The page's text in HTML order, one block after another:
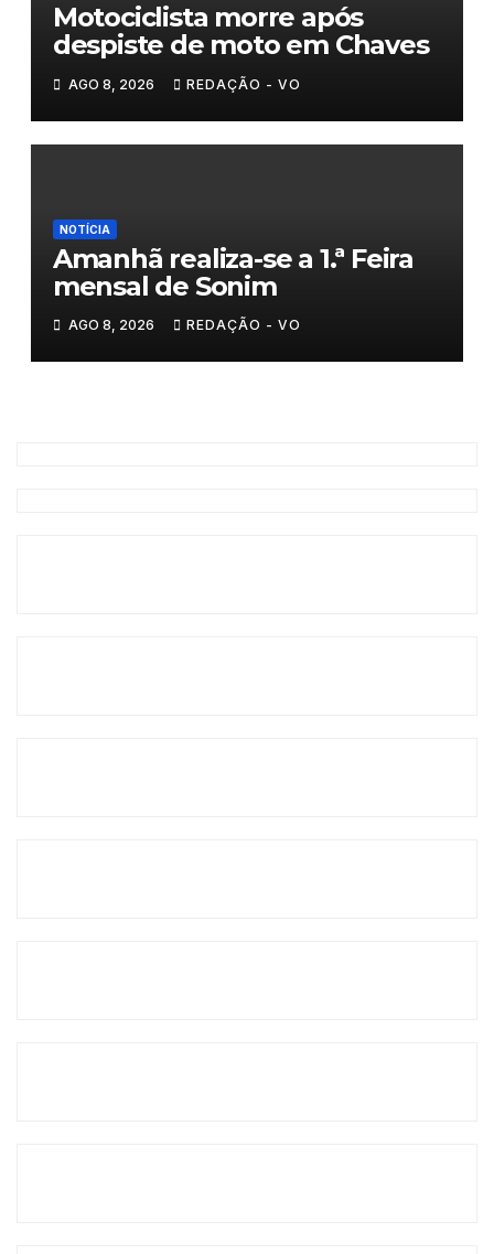
Motociclista morre após
despiste de moto em Chaves
AGO 8, 2026 REDAÇÃO - VO
NOTÍCIA
Amanhã realiza-se a 1.ª Feira
mensal de Sonim
AGO 8, 2026 REDAÇÃO - VO